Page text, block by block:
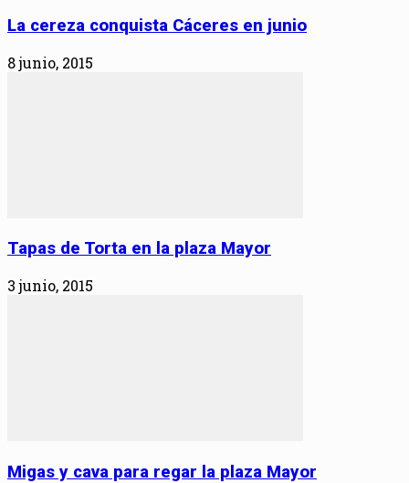
La cereza conquista Cáceres en junio
8 junio, 2015
Tapas de Torta en la plaza Mayor
3 junio, 2015
Migas y cava para regar la plaza Mayor